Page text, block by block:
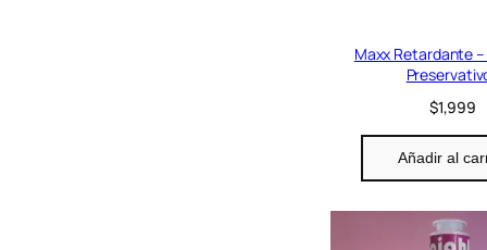
a
:
3
5
,
9
9
.
Maxx Retardante
$1,999
Añadir al